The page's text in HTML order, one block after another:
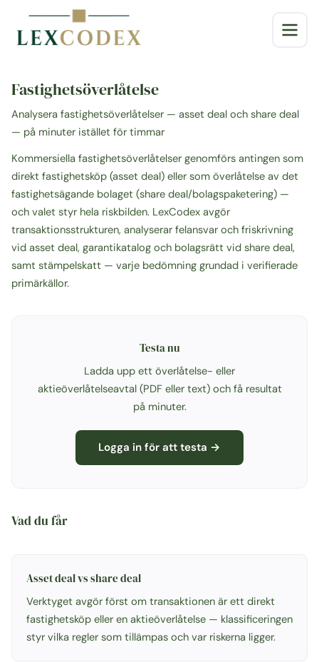
Fastighetsöverlåtelse
Analysera fastighetsöverlåtelser — asset deal och share deal
— på minuter istället för timmar
Kommersiella fastighetsöverlåtelser genomförs antingen som
direkt fastighetsköp (asset deal) eller som överlåtelse av det
fastighetsägande bolaget (share deal/bolagspaketering) —
och valet styr hela riskbilden. LexCodex avgör
transaktionsstrukturen, analyserar felansvar och friskrivning
vid asset deal, garantikatalog och bolagsrätt vid share deal,
samt stämpelskatt — varje bedömning grundad i verifierade
primärkällor.
Testa nu
Ladda upp ett överlåtelse- eller
aktieöverlåtelseavtal (PDF eller text) och få resultat
på minuter.
Logga in för att testa →
Vad du får
Asset deal vs share deal
Verktyget avgör först om transaktionen är ett direkt
fastighetsköp eller en aktieöverlåtelse — klassificeringen
styr vilka regler som tillämpas och var riskerna ligger.